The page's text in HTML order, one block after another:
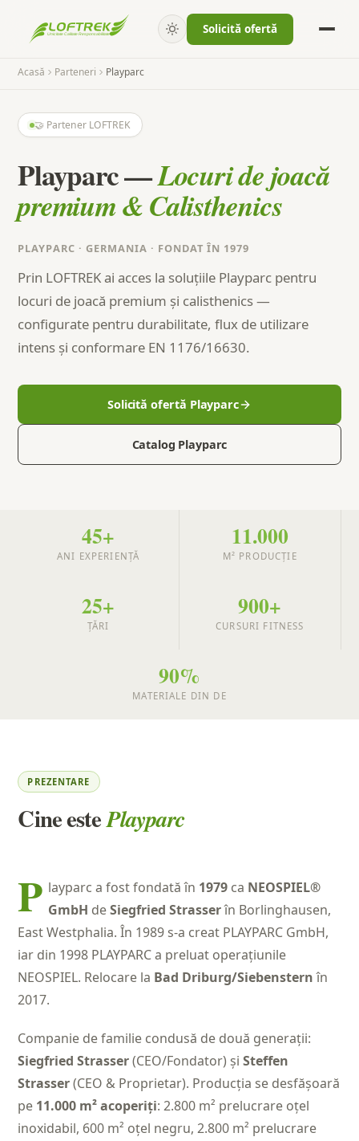
Solicită ofertă
Acasă Parteneri Playparc
🤝 Partener LOFTREK
Playparc —Locuri de joacă
premium & Calisthenics
PLAYPARC · GERMANIA · FONDAT ÎN 1979
Prin LOFTREK ai acces la soluțiile Playparc pentru
locuri de joacă premium și calisthenics —
configurate pentru durabilitate, flux de utilizare
intens și conformare EN 1176/16630.
Solicită ofertă Playparc
Catalog Playparc
45+
ANI EXPERIENȚĂ
11.000
M² PRODUCȚIE
25+
ȚĂRI
900+
CURSURI FITNESS
90%
MATERIALE DIN DE
PREZENTARE
Cine estePlayparc
P layparc a fost fondată în 1979ca NEOSPIEL®
GmbH deSiegfried Strasserîn Borlinghausen,
East Westphalia. În 1989 s-a creat PLAYPARC GmbH,
iar din 1998 PLAYPARC a preluat operațiunile
NEOSPIEL. Relocare la Bad Driburg/Siebensternîn
2017.
Companie de familie condusă de două generații:
Siegfried Strasser(CEO/Fondator) șiSteffen
Strasser(CEO & Proprietar). Producția se desfășoară
pe 11.000 m² acoperiți: 2.800 m² prelucrare oțel
inoxidabil, 600 m² oțel negru, 2.800 m² prelucrare